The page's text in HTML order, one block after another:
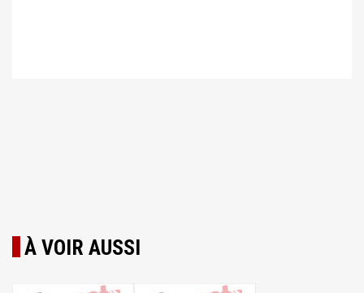
À VOIR AUSSI